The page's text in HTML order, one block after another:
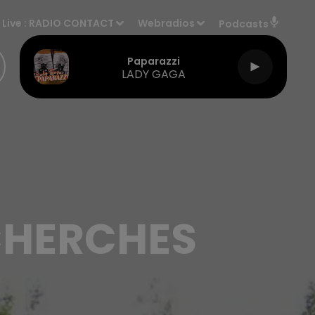
Live : RADIO CONTACT Webradios Podcasts
Paparazzi
LADY GAGA